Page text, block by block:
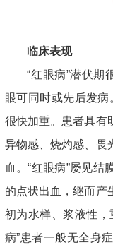
临床表现
“红眼病”潜伏期
眼可同时或先后发病
很快加重。患者具有
异物感、烧灼感、畏
血。“红眼病”屡见
的点状出血，继而产
初为水样、浆液性，
病”患者一般无全身